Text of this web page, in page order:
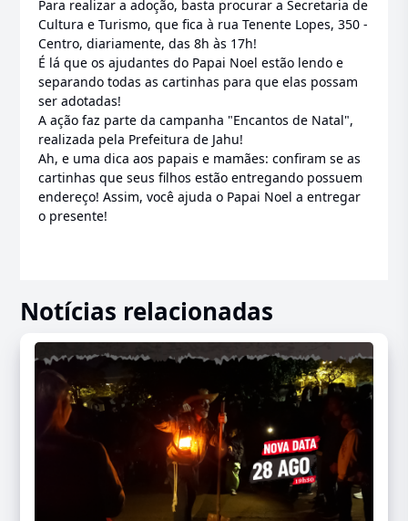
Para realizar a adoção, basta procurar a Secretaria de
Cultura e Turismo, que fica à rua Tenente Lopes, 350 -
Centro, diariamente, das 8h às 17h!
É lá que os ajudantes do Papai Noel estão lendo e
separando todas as cartinhas para que elas possam
ser adotadas!
A ação faz parte da campanha "Encantos de Natal",
realizada pela Prefeitura de Jahu!
Ah, e uma dica aos papais e mamães: confiram se as
cartinhas que seus filhos estão entregando possuem
endereço! Assim, você ajuda o Papai Noel a entregar
o presente!
Notícias relacionadas